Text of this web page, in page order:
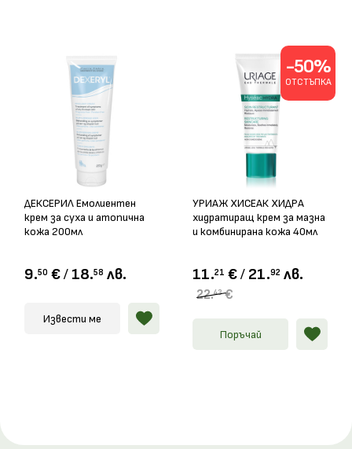
ДЕКСЕРИЛ Емолиентен
крем за суха и атопична
кожа 200мл
9.50 €/ 18.58 лв.
Извести ме
-50%
ОТСТЪПКА
УРИАЖ ХИСЕАК ХИДРА
хидратиращ крем за мазна
и комбинирана кожа 40мл
11.21 €/ 21.92 лв.
22.43 €
Поръчай